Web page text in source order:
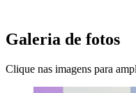
Galeria de fotos
Clique nas imagens para